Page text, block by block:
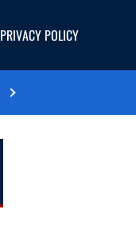
PRIVACY POLICY